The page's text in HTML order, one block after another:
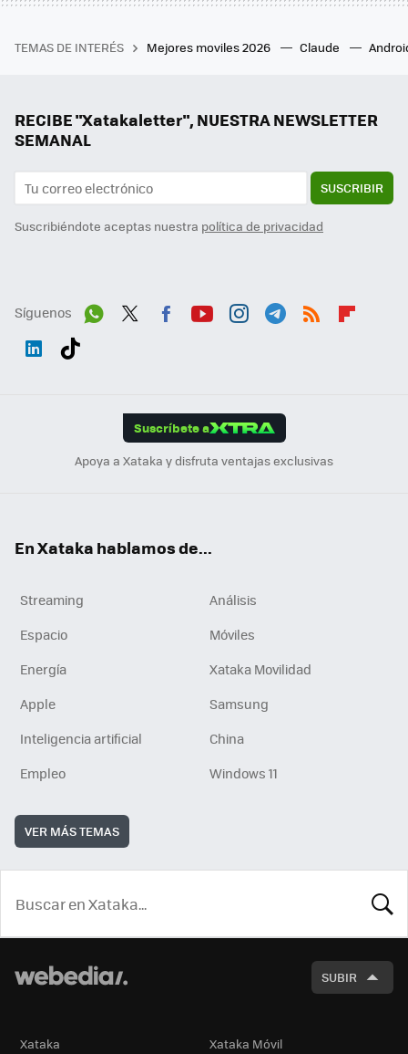
TEMAS DE INTERÉS Mejores moviles 2026 Claude
RECIBE "Xatakaletter", NUESTRA NEWSLETTER
SEMANAL
SUSCRIBIR
Suscribiéndote aceptas nuestra política de privacidad
Síguenos
Suscríbete a
Apoya a Xataka y disfruta ventajas exclusivas
En Xataka hablamos de...
Streaming
Análisis
Espacio
Móviles
Energía
Xataka Movilidad
Apple
Samsung
Inteligencia artificial
China
Empleo
Windows 11
VER MÁS TEMAS
SUBIR
Xataka Xataka Móvil